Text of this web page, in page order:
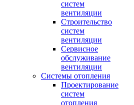
систем
вентиляции
Строительство
систем
вентиляции
Сервисное
обслуживание
вентиляции
Системы отопления
Проектирование
систем
отопления